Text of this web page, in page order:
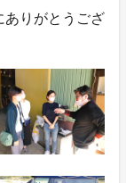
ありがとうござ